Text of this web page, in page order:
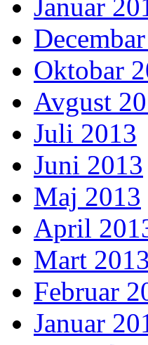
Januar
Oktobar
Avgust
Juli 2013
Juni 2013
Maj 2013
April
Mart 2013
Februar
Januar